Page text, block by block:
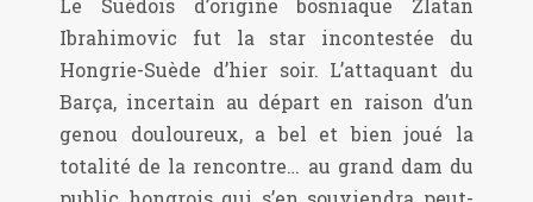
Le Suédois d’origine bosniaque Zlatan
Ibrahimovic fut la star incontestée du
Hongrie-Suède d’hier soir. L’attaquant du
Barça, incertain au départ en raison d’un
genou douloureux, a bel et bien joué la
totalité de la rencontre… au grand dam du